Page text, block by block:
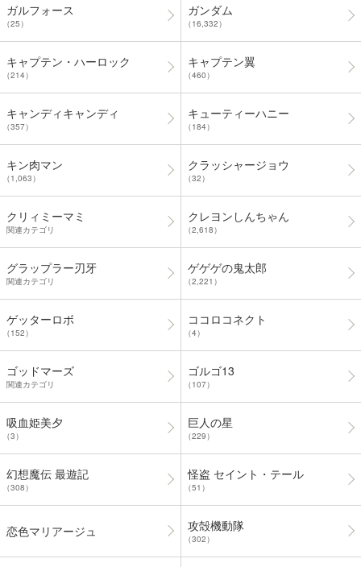
ガルフォース
（25）
ガンダム
（16,332）
キャプテン・ハーロック
（214）
キャプテン翼
（460）
キャンディキャンディ
（357）
キューティーハニー
（184）
キン肉マン
（1,063）
クラッシャージョウ
（32）
クリィミーマミ
関連カテゴリ
クレヨンしんちゃん
（2,618）
グラップラー刃牙
関連カテゴリ
ゲゲゲの鬼太郎
（2,221）
ゲッターロボ
（152）
ココロコネクト
（4）
ゴッドマーズ
関連カテゴリ
ゴルゴ13
（107）
吸血姫美夕
（3）
巨人の星
（229）
幻想魔伝 最遊記
（308）
怪盗 セイント・テール
（51）
恋色マリアージュ 攻殻機動隊
（302）